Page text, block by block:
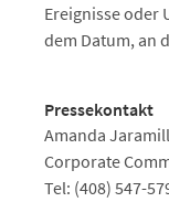
Ereignisse oder
dem Datum, an
Pressekontakt
Amanda
Corporate
Tel: (408) 547-